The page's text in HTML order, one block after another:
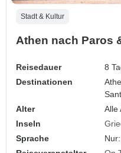
Stadt & Kultur
Athen nach Paros
Reisedauer
8
Destinationen
Alter
Alle
Inseln
Sprache